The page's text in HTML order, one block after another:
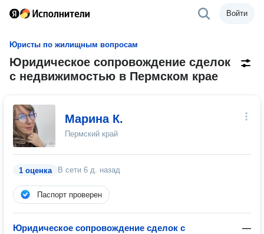
Войти
Юристы по жилищным вопросам
Юридическое сопровождение сделок
с недвижимостью в Пермском крае
Марина К.
Пермский край
1 оценка В сети 6 д. назад
Паспорт проверен
Юридическое сопровождение сделок с
—